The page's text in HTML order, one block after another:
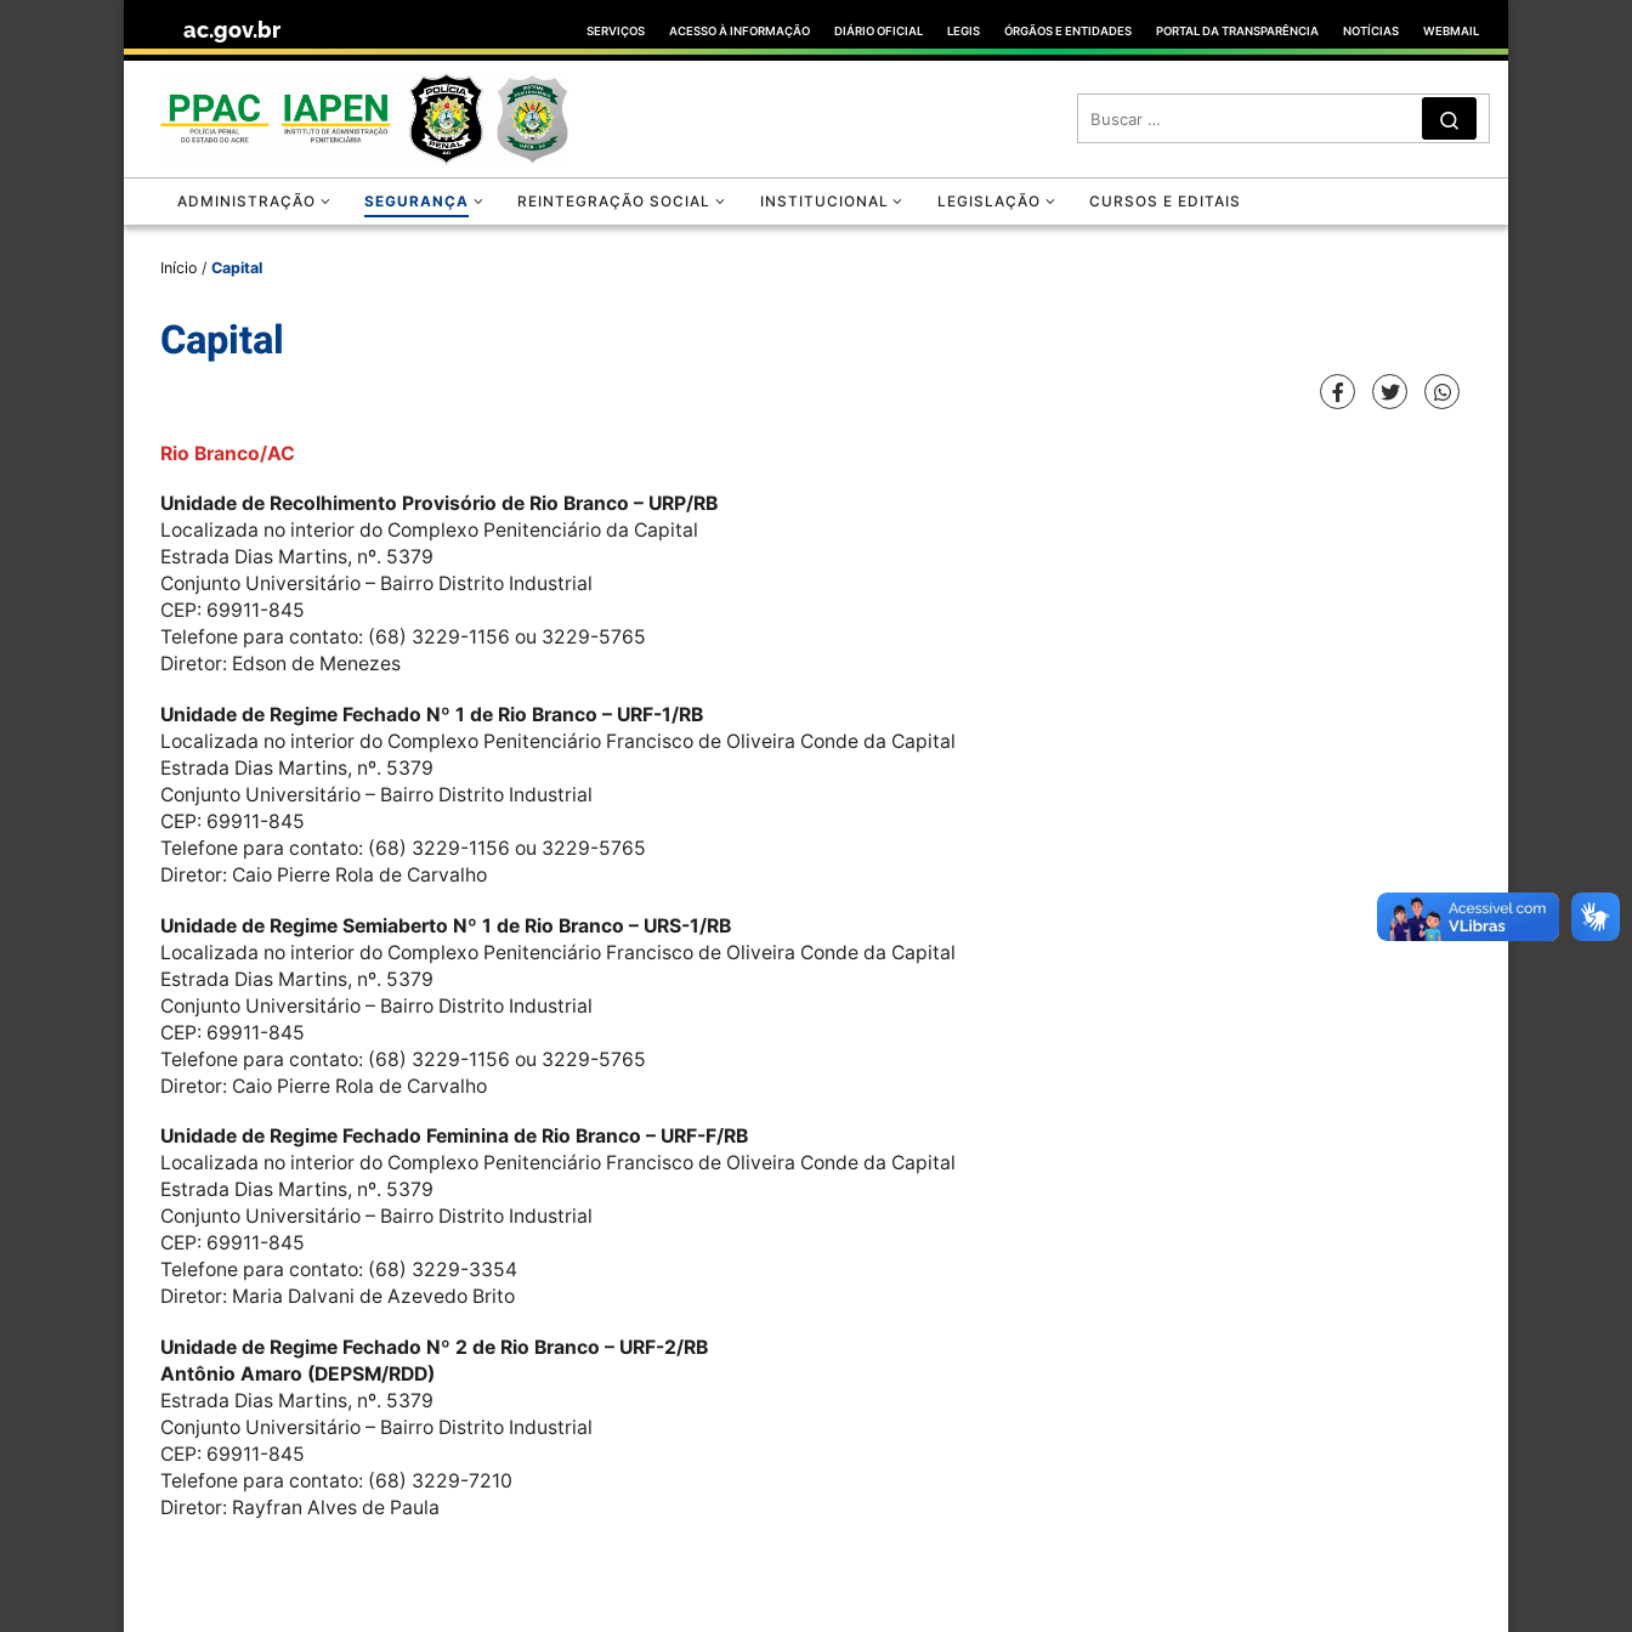
ac.gov.br SERVIÇOS ACESSO À INFORMAÇÃO DIÁRIO OFICIAL LEGIS ÓRGÃOS E ENTIDADES PORTAL DA TRANSPARÊNCIA NOTÍCIAS WEBMAIL
SEARCH
ADMINISTRAÇÃO SEGURANÇA REINTEGRAÇÃO SOCIAL INSTITUCIONAL LEGISLAÇÃO CURSOS E EDITAIS
Início / Capital
Capital
Rio Branco/AC
Unidade de Recolhimento Provisório de Rio Branco – URP/RB
Localizada no interior do Complexo Penitenciário da Capital
Estrada Dias Martins, nº. 5379
Conjunto Universitário – Bairro Distrito Industrial
CEP: 69911-845
Telefone para contato: (68) 3229-1156 ou 3229-5765
Diretor: Edson de Menezes
Unidade de Regime Fechado Nº 1 de Rio Branco – URF-1/RB
Localizada no interior do Complexo Penitenciário Francisco de Oliveira Conde da Capital
Estrada Dias Martins, nº. 5379
Conjunto Universitário – Bairro Distrito Industrial
CEP: 69911-845
Telefone para contato: (68) 3229-1156 ou 3229-5765
Diretor: Caio Pierre Rola de Carvalho
Unidade de Regime Semiaberto Nº 1 de Rio Branco – URS-1/RB
Localizada no interior do Complexo Penitenciário Francisco de Oliveira Conde da Capital
Estrada Dias Martins, nº. 5379
Conjunto Universitário – Bairro Distrito Industrial
CEP: 69911-845
Telefone para contato: (68) 3229-1156 ou 3229-5765
Diretor: Caio Pierre Rola de Carvalho
Unidade de Regime Fechado Feminina de Rio Branco – URF-F/RB
Localizada no interior do Complexo Penitenciário Francisco de Oliveira Conde da Capital
Estrada Dias Martins, nº. 5379
Conjunto Universitário – Bairro Distrito Industrial
CEP: 69911-845
Telefone para contato: (68) 3229-3354
Diretor: Maria Dalvani de Azevedo Brito
Unidade de Regime Fechado Nº 2 de Rio Branco – URF-2/RB
Antônio Amaro (DEPSM/RDD)
Estrada Dias Martins, nº. 5379
Conjunto Universitário – Bairro Distrito Industrial
CEP: 69911-845
Telefone para contato: (68) 3229-7210
Diretor: Rayfran Alves de Paula